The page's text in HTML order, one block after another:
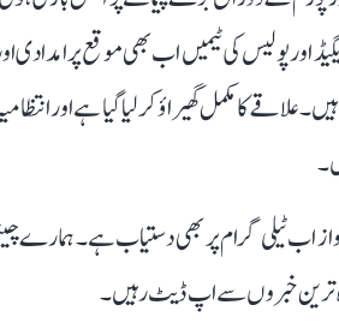
اور پولیس کی ٹیمیں اب بھی موقع پر
علاقے کا مکمل گھیراؤ کر لیا گیا ہے اور
اب ٹیلی گرام پر بھی دستیاب ہے۔ ہمارے
ترین خبروں سے اپ ڈیٹ رہیں۔